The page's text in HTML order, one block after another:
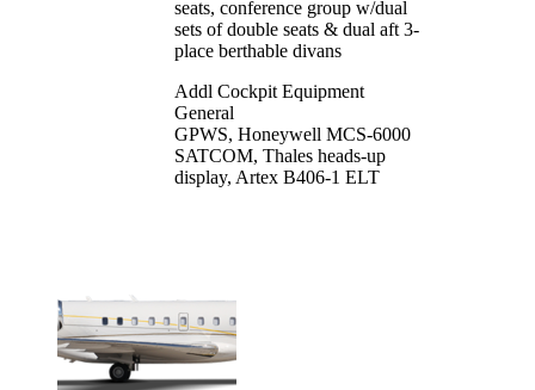
seats, conference group w/dual
sets of double seats & dual aft 3-
place berthable divans
Addl Cockpit Equipment
General
GPWS, Honeywell MCS-6000
SATCOM, Thales heads-up
display, Artex B406-1 ELT